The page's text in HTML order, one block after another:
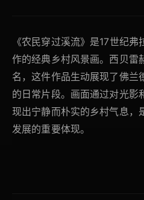
《农民穿过溪流》是17世纪
作的经典乡村风景画。西贝雷
名，这件作品生动展现了佛兰
的日常片段。画面通过对光影
现出宁静而朴实的乡村气息，
发展的重要体现。